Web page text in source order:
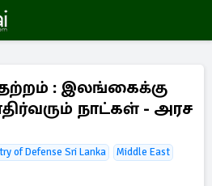
: இலங்கைக்கு
நாட்கள் - அரச
of Defense Sri Lanka
Middle East